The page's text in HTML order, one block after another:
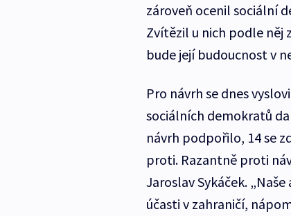
zároveň ocenil sociální
Zvítězil u nich podle něj
bude její budoucnost v
Pro návrh se dnes
sociálních demokratů
návrh podpořilo, 14 se
proti. Razantně proti
Jaroslav Sykáček.
účasti v zahraničí,